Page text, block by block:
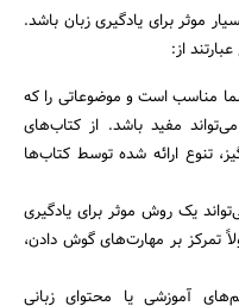
موثر برای یادگیری زبان باشد.
از:
مناسب است و موضوعاتی را که
مفید باشد. از کتاب‌های
تنوع ارائه شده توسط کتاب‌ها
یک روش موثر برای یادگیری
تمرکز بر مهارت‌های گوش دادن،
آموزشی یا محتوای زبانی